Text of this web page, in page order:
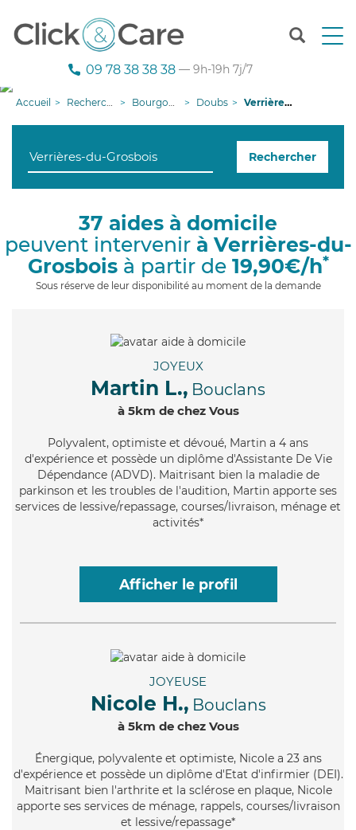
T
n
g
i
09 78 38 38 38 — 9h-19h 7j/7
Accueil Recherche aide à domicile Bourgogne-Franche-Comté Doubs Verrières-du-Grosbois
Rechercher
37 aides à domicile
peuvent intervenir à Verrières-du-
Grosboisà partir de 19,90€/h*
Sous réserve de leur disponibilité au moment de la demande
JOYEUX
Martin L., Bouclans
à 5km de chez Vous
Polyvalent, optimiste et dévoué, Martin a 4 ans
d'expérience et possède un diplôme d'Assistante De Vie
Dépendance (ADVD). Maitrisant bien la maladie de
parkinson et les troubles de l'audition, Martin apporte ses
services de lessive/repassage, courses/livraison, ménage et
activités*
Afficher le profil
JOYEUSE
Nicole H., Bouclans
à 5km de chez Vous
Énergique, polyvalente et optimiste, Nicole a 23 ans
d'expérience et possède un diplôme d'Etat d'infirmier (DEI).
Maitrisant bien l'arthrite et la sclérose en plaque, Nicole
apporte ses services de ménage, rappels, courses/livraison
et lessive/repassage*